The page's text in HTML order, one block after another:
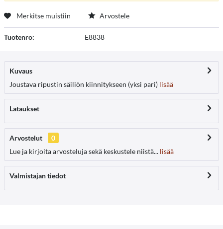
Merkitse muistiin Arvostele
Tuotenro: E8838
Kuvaus
Joustava ripustin säiliön kiinnitykseen (yksi pari) lisää
Lataukset
Arvostelut
0
Lue ja kirjoita arvosteluja sekä keskustele niistä... lisää
Valmistajan tiedot